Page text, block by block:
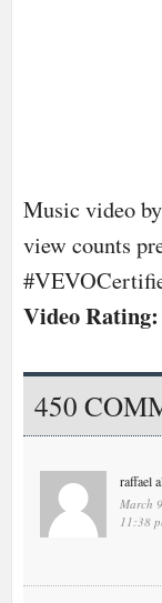
Music video
view counts
Video
450
raffael
March
11:38